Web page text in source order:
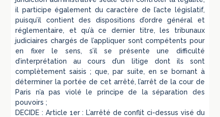
il participe également du caractère de l’acte législatif,
puisqu’il contient des dispositions d’ordre général et
réglementaire, et qu’à ce dernier titre, les tribunaux
judiciaires chargés de l’appliquer sont compétents pour
en fixer le sens, s’il se présente une difficulté
d’interprétation au cours d’un litige dont ils sont
complètement saisis ; que, par suite, en se bornant à
déterminer la portée de cet arrêté, l’arrêt de la cour de
Paris n’a pas violé le principe de la séparation des
pouvoirs ;
DECIDE : Article 1er : L’arrêté de conflit ci-dessus visé du